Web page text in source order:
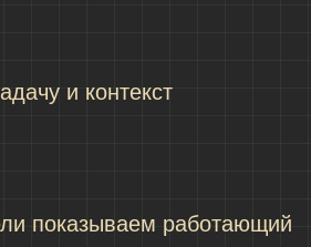
и контекст
показываем работающий